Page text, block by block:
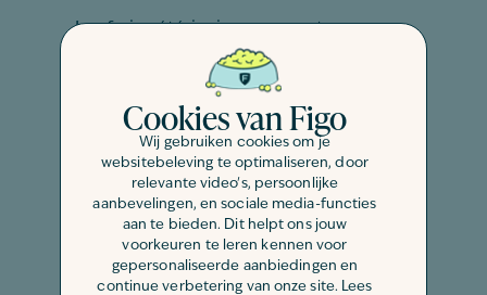
Cookies van Figo
Wij gebruiken cookies om je
websitebeleving te optimaliseren, door
relevante video's, persoonlijke
aanbevelingen, en sociale media-functies
aan te bieden. Dit helpt ons jouw
voorkeuren te leren kennen voor
gepersonaliseerde aanbiedingen en
continue verbetering van onze site. Lees
Les frais vétérinaires peuvent
rapidement grimper, surtout pour des
soins imprévus. Avec Figo, tu es couvert
pour les dépenses imprévues, y
compris (en partie) les frais d’une prise
de sang pour ton chien. Le
remboursement dépend du forfait
choisi. En cas de recommandation
médicale, et si l’analyse est
médicalement justifiée, tu peux obtenir